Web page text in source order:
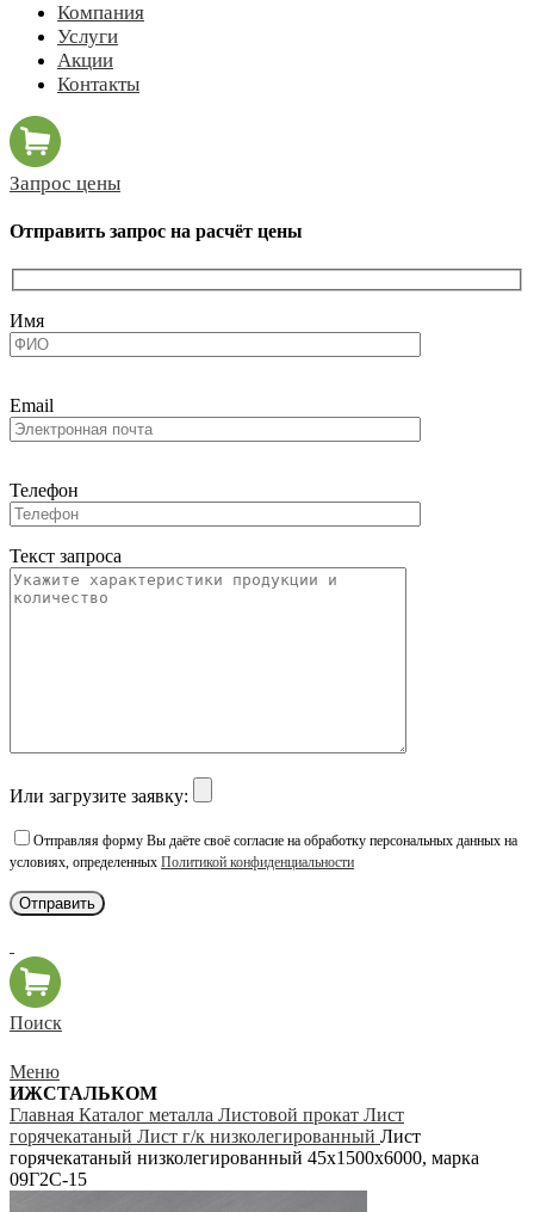
Компания
Услуги
Акции
Контакты
Запрос цены
Отправить запрос на расчёт цены
Имя
Email
Телефон
Текст запроса
Или загрузите заявку:
Отправляя форму Вы даёте своё согласие на обработку персональных данных на
условиях, определенных Политикой конфиденциальности
Поиск
Меню
ИЖСТАЛЬКОМ
Главная Каталог металла Листовой прокат Лист
горячекатаный Лист г/к низколегированный Лист
горячекатаный низколегированный 45х1500х6000, марка
09Г2С-15